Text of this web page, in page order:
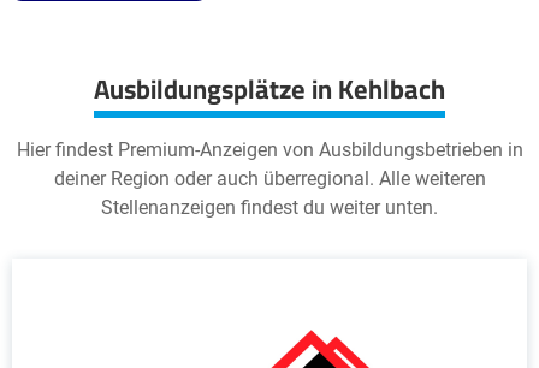
Ausbildungsplätze in Kehlbach
Hier findest Premium-Anzeigen von Ausbildungsbetrieben in
deiner Region oder auch überregional. Alle weiteren
Stellenanzeigen findest du weiter unten.